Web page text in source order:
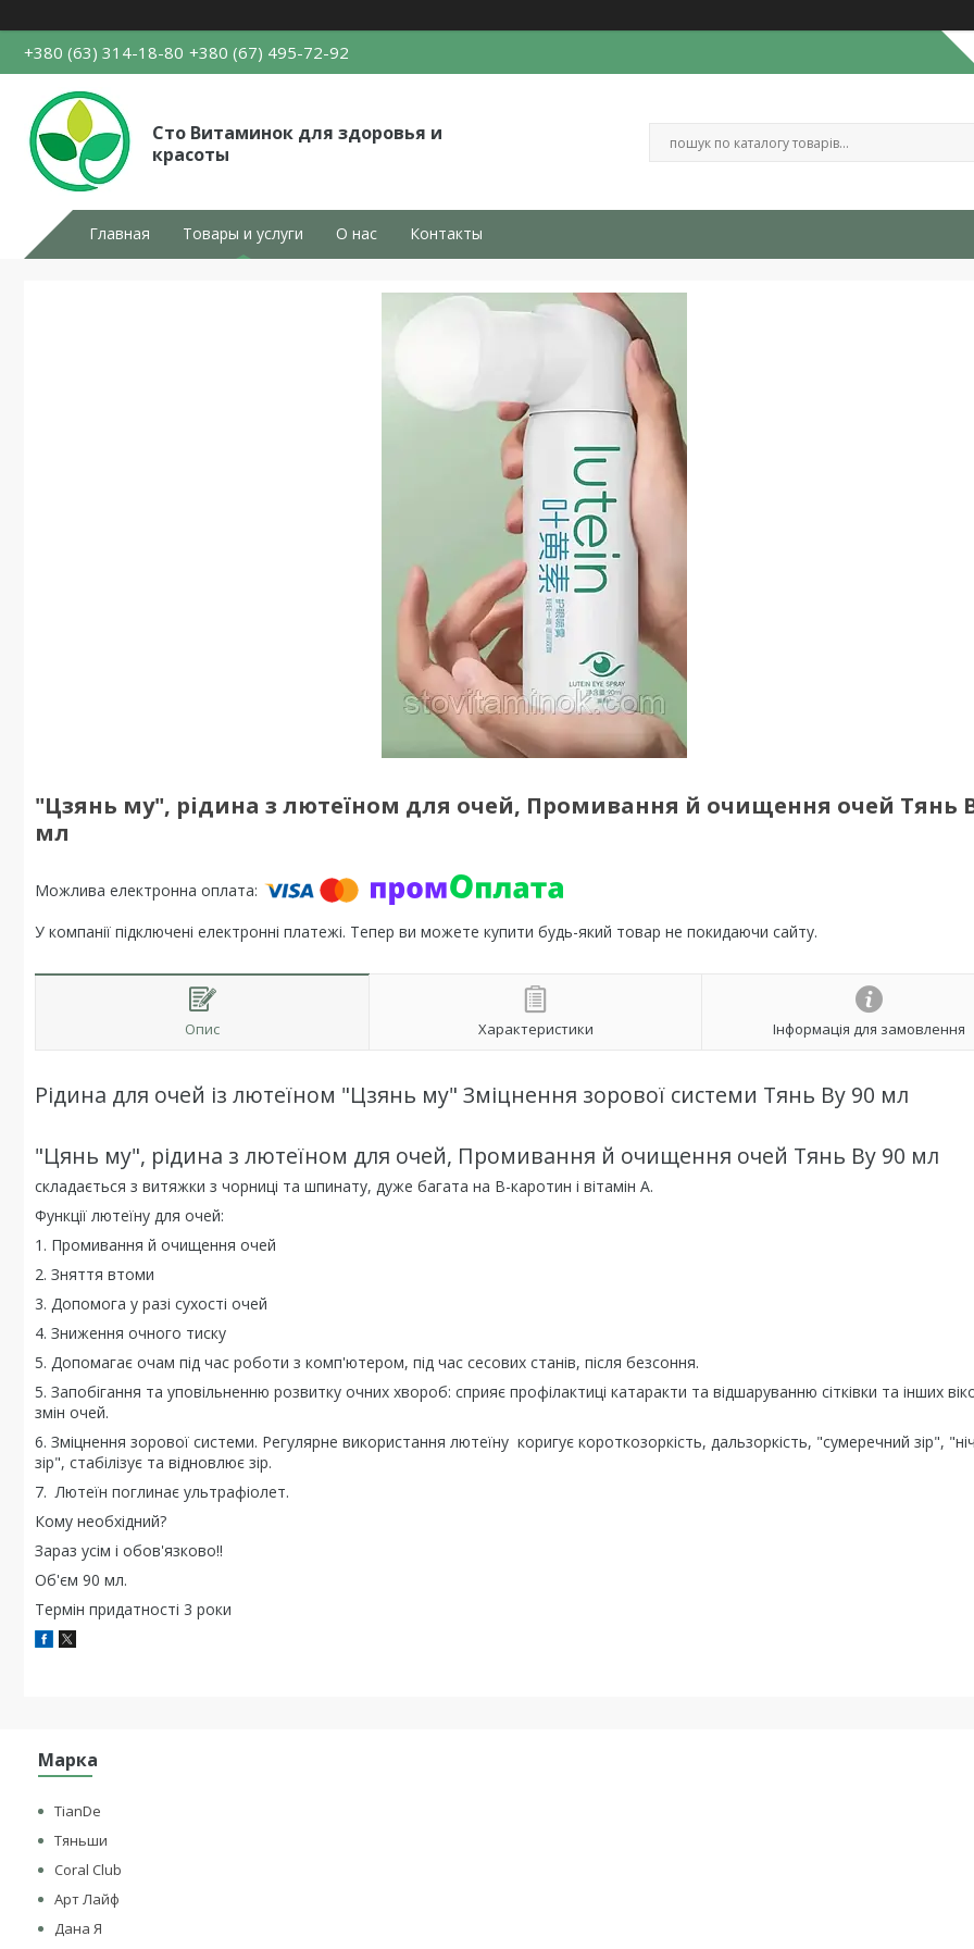
+380 (63) 314-18-80 +380 (67) 495-72-92
Сто Витаминок для здоровья и
красоты
Главная Товары и услуги О нас Контакты
"Цзянь му", рідина з лютеїном для очей, Промивання й очищення очей Тянь
мл
У компанії підключені електронні платежі. Тепер ви можете купити будь-який товар не покидаючи сайту.
Опис Характеристики Інформація для замовлення
Рідина для очей із лютеїном "Цзянь му" Зміцнення зорової системи Тянь Ву 90 мл
"Цянь му", рідина з лютеїном для очей, Промивання й очищення очей Тянь Ву 90 мл
складається з витяжки з чорниці та шпинату, дуже багата на В-каротин і вітамін А.
Функції лютеїну для очей:
1. Промивання й очищення очей
2. Зняття втоми
3. Допомога у разі сухості очей
4. Зниження очного тиску
5. Допомагає очам під час роботи з комп'ютером, під час сесових станів, після безсоння.
5. Запобігання та уповільненню розвитку очних хвороб: сприяє профілактиці катаракти та відшаруванню сітківки та інших
змін очей.
6. Зміцнення зорової системи. Регулярне використання лютеїну коригує короткозоркість, дальзоркість, "сумеречний зір",
зір", стабілізує та відновлює зір.
7. Лютеїн поглинає ультрафіолет.
Кому необхідний?
Зараз усім і обов'язково!!
Об'єм 90 мл.
Термін придатності 3 роки
Марка
TianDe
Тяньши
Coral Club
Арт Лайф
Дана Я